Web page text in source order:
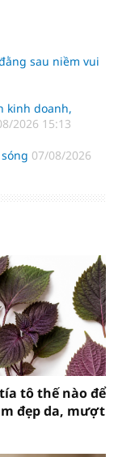
sau niềm vui
kinh doanh,
2026 15:13
07/08/2026
tô thế nào để
đẹp da, mượt